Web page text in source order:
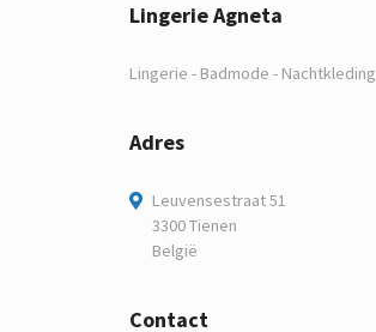
Lingerie Agneta
Lingerie - Badmode - Nachtkleding
Adres
Leuvensestraat 51
3300 Tienen
België
Contact